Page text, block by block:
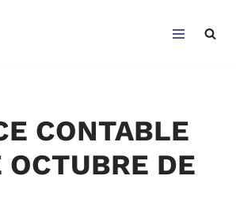
CONTABLE
OCTUBRE DE